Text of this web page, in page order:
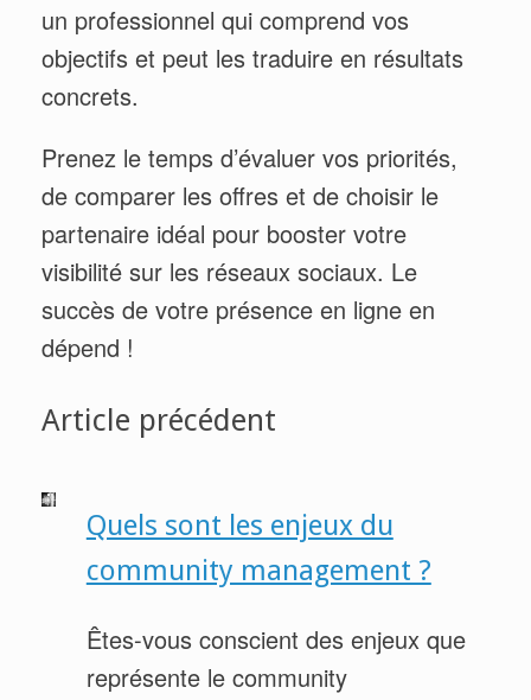
un professionnel qui comprend vos
objectifs et peut les traduire en résultats
concrets.
Prenez le temps d’évaluer vos priorités,
de comparer les offres et de choisir le
partenaire idéal pour booster votre
visibilité sur les réseaux sociaux. Le
succès de votre présence en ligne en
dépend !
Article précédent
Quels sont les enjeux du
community management ?
Êtes-vous conscient des enjeux que
représente le community